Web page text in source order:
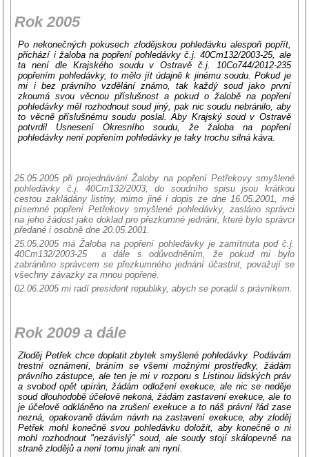
Rok 2005
Po nekonečných pokusech zlodějskou pohledávku alespoň popřít,
přichází i žaloba na popření pohledávky č.j. 40Cm132/2003-25, ale
ta není dle Krajského soudu v Ostravě č.j. 10Co744/2012-235
popřením pohledávky, to mělo jít údajně k jinému soudu. Pokud je
mi i bez právního vzdělání známo, tak každý soud jako první
zkoumá svou věcnou příslušnost a pokud o žalobě na popření
pohledávky měl rozhodnout soud jiný, pak nic soudu nebránilo, aby
to věcně příslušnému soudu poslal. Aby Krajský soud v Ostravě
potvrdil Usnesení Okresního soudu, že žaloba na popření
pohledávky není popřením pohledávky je taky trochu silná káva.
25.05.2005 při projednávání Žaloby na popření Petřekovy smyšlené
pohledávky č.j. 40Cm132/2003, do soudního spisu jsou krátkou
cestou zakládány listiny, mimo jiné i dopis ze dne 16.05.2001, mé
písemné popření Petřekovy smyšlené pohledávky, zasláno správci
na jeho žádost jako doklad pro přezkumné jednání, které bylo správci
předané i osobně dne 20.05.2001.
25.05.2005 má Žaloba na popření pohledávky je zamítnuta pod č.j.
40Cm132/2003-25 a dále s odůvodněním, že pokud mi bylo
zabráněno správcem se přezkumného jednání účastnit, považují se
všechny závazky za mnou popřené.
02.06.2005 mi radí president republiky, abych se poradil s právníkem.
Rok 2009 a dále
Zloděj Petřek chce doplatit zbytek smyšlené pohledávky. Podávám
trestní oznámení, bráním se všemi možnými prostředky, žádám
právního zástupce, ale ten je mi v rozporu s Listinou lidských práv
a svobod opět upírán, žádám odložení exekuce, ale nic se neděje
soud dlouhodobě účelově nekoná, žádám zastavení exekuce, ale to
je účelově odkláněno na zrušení exekuce a to náš právní řád zase
nezná, opakovaně dávám návrh na zastavení exekuce, aby zloděj
Petřek mohl konečně svou pohledávku doložit, aby konečně o ni
mohl rozhodnout "nezávislý" soud, ale soudy stojí skálopevně na
straně zlodějů a není tomu jinak ani nyní.